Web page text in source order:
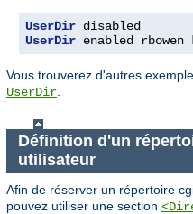
UserDir
UserDir enabled
Vous trouverez d'autres
UserDir
Définition d'un
utilisateur
Afin de réserver un répertoire
pouvez utiliser une section